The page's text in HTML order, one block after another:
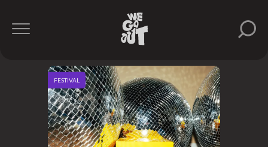
FESTIVAL